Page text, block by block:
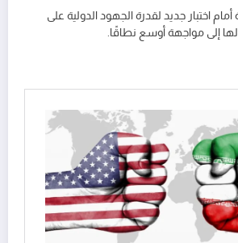
اختبار جديد لقدرة الجهود الدولية على
إلى مواجهة أوسع نطاقًا.